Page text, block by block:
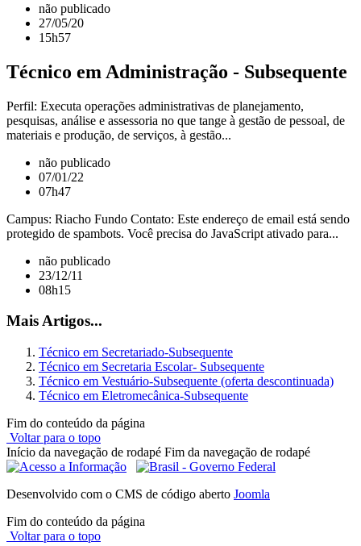
não publicado
27/05/20
15h57
Técnico em Administração - Subsequente
Perfil: Executa operações administrativas de planejamento,
pesquisas, análise e assessoria no que tange à gestão de pessoal, de
materiais e produção, de serviços, à gestão...
não publicado
07/01/22
07h47
Campus: Riacho Fundo Contato: Este endereço de email está sendo
protegido de spambots. Você precisa do JavaScript ativado para...
não publicado
23/12/11
08h15
Mais Artigos...
Técnico em Secretariado-Subsequente
Técnico em Secretaria Escolar- Subsequente
Técnico em Vestuário-Subsequente (oferta descontinuada)
Técnico em Eletromecânica-Subsequente
Fim do conteúdo da página
Voltar para o topo
Início da navegação de rodapé Fim da navegação de rodapé
Desenvolvido com o CMS de código aberto Joomla
Fim do conteúdo da página
Voltar para o topo